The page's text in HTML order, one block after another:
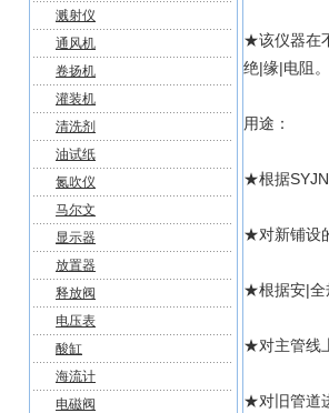
溅射仪
通风机
卷扬机
灌装机
清洗剂
油试纸
氮吹仪
马尔文
显示器
放置器
释放阀
电压表
酸缸
海流计
电磁阀
★该仪器在
绝|缘|电阻。
用途：
★根据
★对新铺设
★根据安|全
★对主管线
★对旧管道